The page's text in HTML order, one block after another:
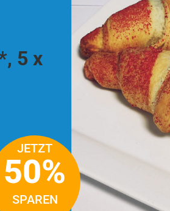
5 x
JETZT
50%
SPAREN